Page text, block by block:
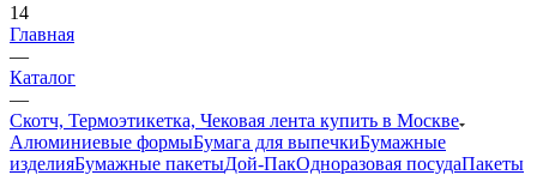
14
Главная
—
Каталог
—
Скотч, Термоэтикетка, Чековая лента купить в Москве
Алюминиевые формыБумага для выпечкиБумажные
изделияБумажные пакетыДой-ПакОдноразовая посудаПакеты